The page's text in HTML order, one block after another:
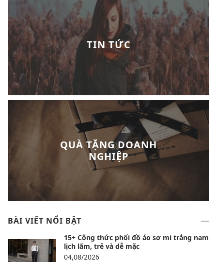
TIN TỨC
QUÀ TẶNG DOANH
NGHIỆP
BÀI VIẾT NỔI BẬT
15+ Công thức phối đồ áo sơ mi trắng nam
lịch lãm, trẻ và dễ mặc
04,08/2026